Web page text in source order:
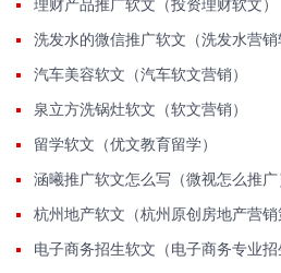
理财产品推广软文（投资理财软文）
汽车美容软文（汽车软文营销）
泉立方洗锅灶软文（软文营销）
留学软文（优文教育留学）
涵曦推广软文怎么写（微视怎么推广
杭州地产软文（杭州原创房地产营销
电子商务招生软文（电子商务专业招